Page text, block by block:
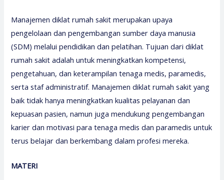
Manajemen diklat rumah sakit merupakan upaya
pengelolaan dan pengembangan sumber daya manusia
(SDM) melalui pendidikan dan pelatihan. Tujuan dari diklat
rumah sakit adalah untuk meningkatkan kompetensi,
pengetahuan, dan keterampilan tenaga medis, paramedis,
serta staf administratif. Manajemen diklat rumah sakit yang
baik tidak hanya meningkatkan kualitas pelayanan dan
kepuasan pasien, namun juga mendukung pengembangan
karier dan motivasi para tenaga medis dan paramedis untuk
terus belajar dan berkembang dalam profesi mereka.
MATERI